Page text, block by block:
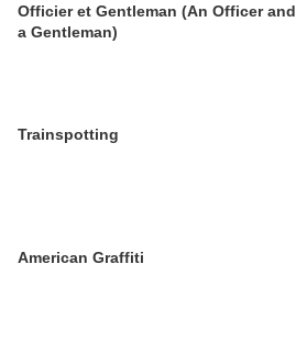
Officier et Gentleman (An Officer and
a Gentleman)
Trainspotting
American Graffiti